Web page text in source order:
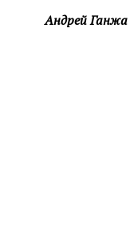
Андрей Ганжа